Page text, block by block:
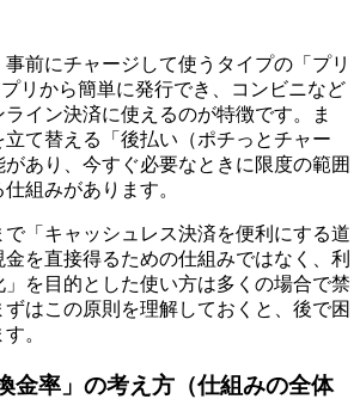
前にチャージして使うタイプの「プリ
リから簡単に発行でき、コンビニなど
イン決済に使えるのが特徴です。ま
て替える「後払い（ポチっとチャー
あり、今すぐ必要なときに限度の範囲
組みがあります。
「キャッシュレス決済を便利にする道
を直接得るための仕組みではなく、利
」を目的とした使い方は多くの場合で禁
ずはこの原則を理解しておくと、後で困
。
金率」の考え方（仕組みの全体